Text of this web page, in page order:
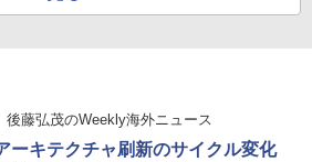
後藤弘茂のWeekly海外ニュース
ーキテクチャ刷新のサイクル変化